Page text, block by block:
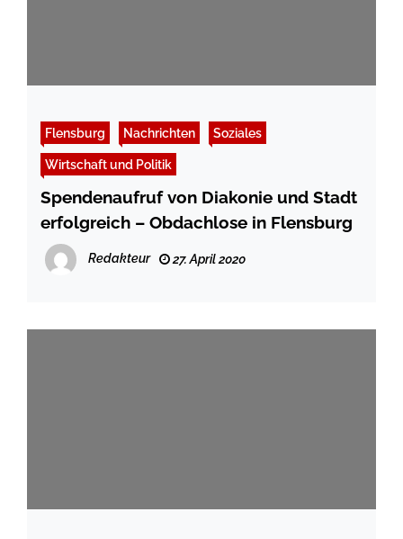
Flensburg Nachrichten Soziales
Wirtschaft und Politik
Spendenaufruf von Diakonie und Stadt
erfolgreich – Obdachlose in Flensburg
Redakteur 27. April 2020